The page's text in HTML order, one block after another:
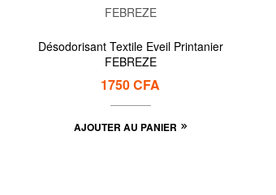
Désodorisant Textile Eveil Printanier
FEBREZE
1750CFA
AJOUTER AU PANIER